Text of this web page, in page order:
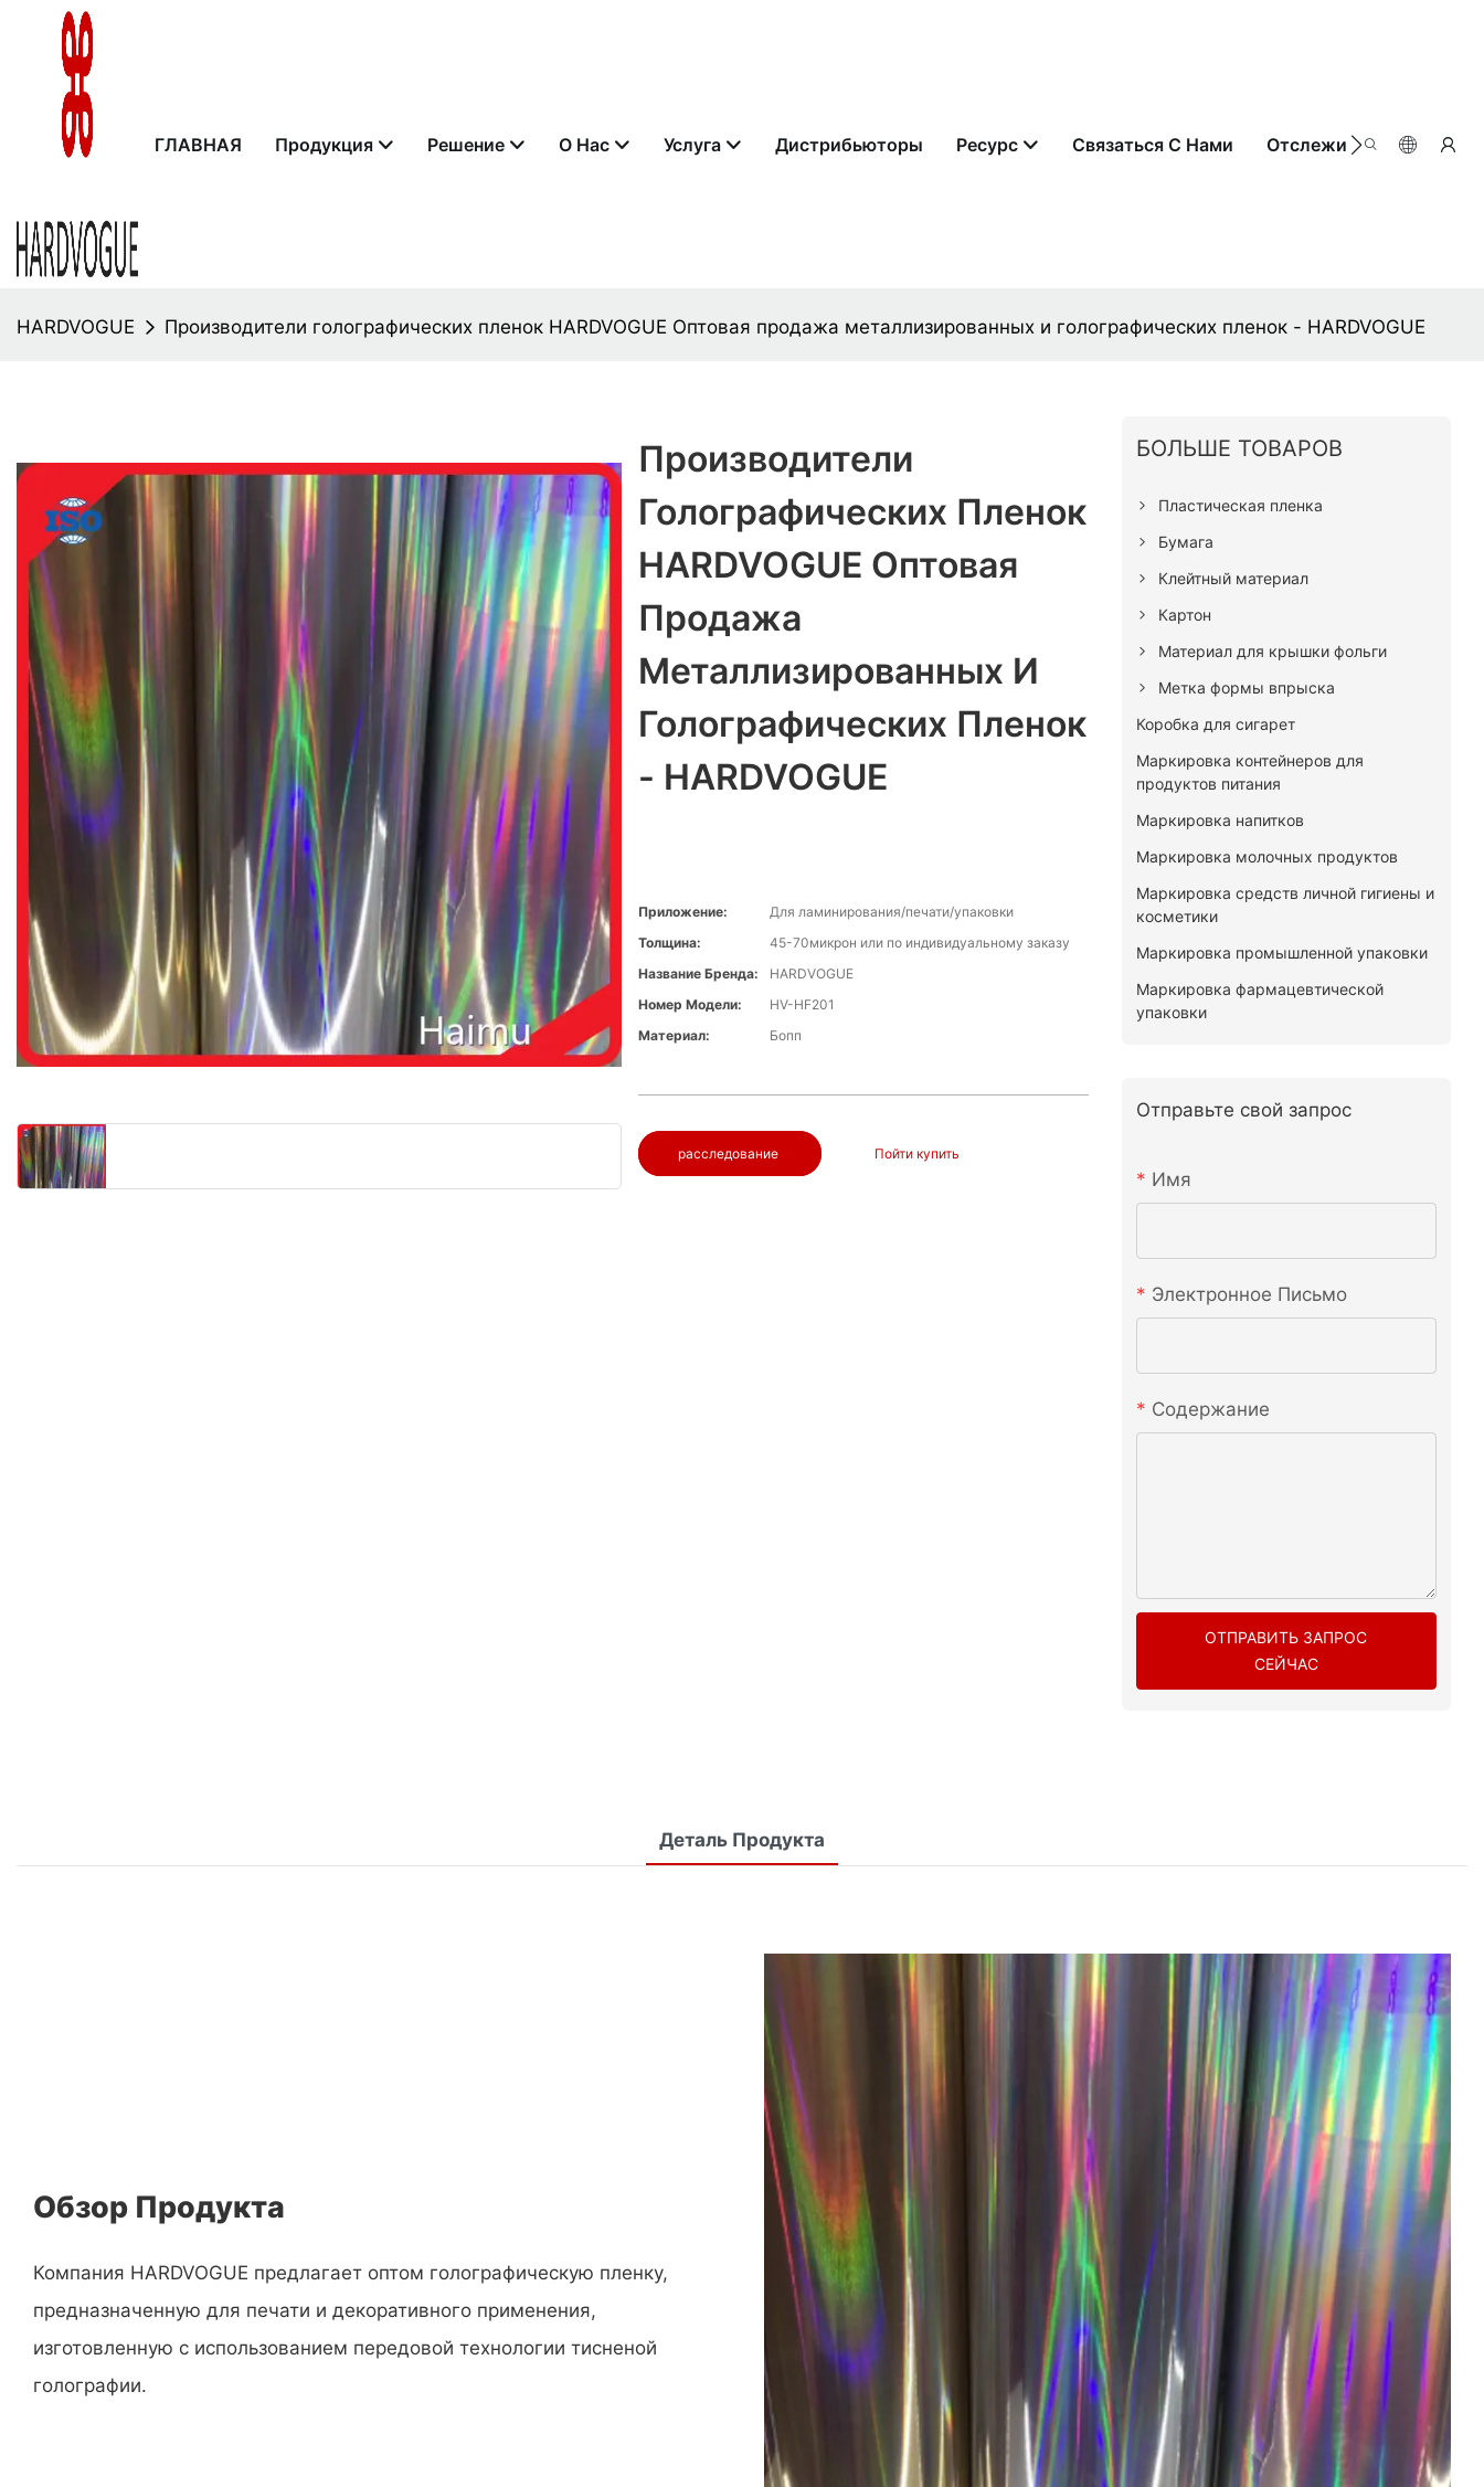
ГЛАВНАЯ Продукция Решение О Нас Услуга Дистрибьюторы Ресурс Связаться С Нами Отслеживание Заказа
HARDVOGUE Производители голографических пленок HARDVOGUE Оптовая продажа металлизированных и голографических пленок - HARDVOGUE
Производители
Голографических Пленок
HARDVOGUE Оптовая
Продажа
Металлизированных И
Голографических Пленок
- HARDVOGUE
Приложение:
Для ламинирования/печати/упаковки
Толщина:
45-70микрон или по индивидуальному заказу
Название Бренда:
HARDVOGUE
Номер Модели:
HV-HF201
Материал:
Бопп
расследование Пойти купить
БОЛЬШЕ ТОВАРОВ
Пластическая пленка
Бумага
Клейтный материал
Картон
Материал для крышки фольги
Метка формы впрыска
Коробка для сигарет
Маркировка контейнеров для
продуктов питания
Маркировка напитков
Маркировка молочных продуктов
Маркировка средств личной гигиены и
косметики
Маркировка промышленной упаковки
Маркировка фармацевтической
упаковки
Отправьте свой запрос
Имя
Электронное Письмо
Содержание
ОТПРАВИТЬ ЗАПРОС
СЕЙЧАС
Деталь Продукта
Обзор Продукта
Компания HARDVOGUE предлагает оптом голографическую пленку,
предназначенную для печати и декоративного применения,
изготовленную с использованием передовой технологии тисненой
голографии.